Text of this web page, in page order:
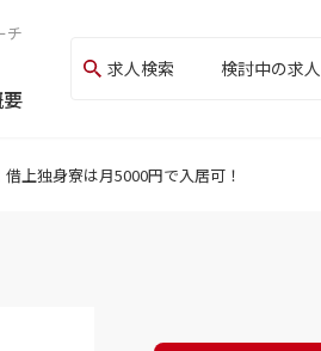
チ
求人検索 検討中の求人
上独身寮は月5000円で入居可！